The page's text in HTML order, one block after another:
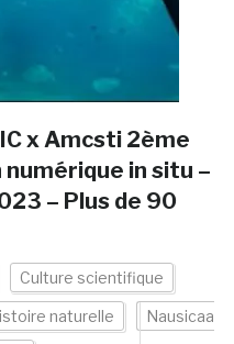
x Amcsti 2ème
numérique in situ –
– Plus de 90
Culture scientifique
naturelle Nausicaa